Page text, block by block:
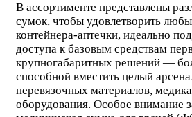
В ассортименте представлены
сумок, чтобы удовлетворить
контейнера-аптечки, идеально
доступа к базовым средствам
крупногабаритных решений —
способной вместить целый
перевязочных материалов,
оборудования. Особое внимание